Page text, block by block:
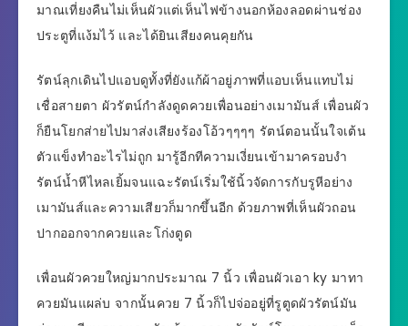
มาณเที่ยงคืนไม่เห็นผัวแต่เห็นไฟข้างนอกห้องลอดผ่านช่อง
ประตูที่แง้มไว้ และได้ยินเสียงคนคุยกัน
รัตน์ลุกเดินไปแอบดูทั้งที่ยังแก้ผ้าอยู่ภาพที่แอบเห็นแทบไม่
เชื่อสายตา ผัวรัตน์กำลังดูดควยเพื่อนอย่างเมามันส์ เพื่อนผัว
ก็ยืนโยกส่ายไปมาส่งเสียงร้องโอ้วๆๆๆๆ รัตน์ตอนนั้นใจเต้น
ตัวแข็งทำอะไรไม่ถูก มารู้อีกทีความเงี่ยนเข้ามาครอบงำ
รัตน์น้ำหีไหลเยิ้มจนแฉะรัตน์เริ่มใช้นิ้วจัดการกับรูหีอย่าง
เมามันส์และความเสียวก็มากขึ้นอีก ด้วยภาพที่เห็นผัวถอน
ปากออกจากควยและโก่งตูด
เพื่อนผัวควยใหญ่มากประมาณ 7 นิ้ว เพื่อนผัวเอา ky มาทา
ควยมันแผล่บ จากนั้นควย 7 นิ้วก็ไปจ่ออยู่ที่รูตูดผัวรัตน์มัน